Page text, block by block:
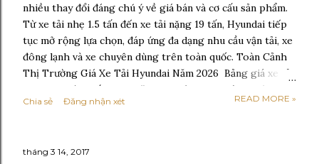
nhiều thay đổi đáng chú ý về giá bán và cơ cấu sản phẩm.
Từ xe tải nhẹ 1.5 tấn đến xe tải nặng 19 tấn, Hyundai tiếp
tục mở rộng lựa chọn, đáp ứng đa dạng nhu cầu vận tải, xe
đông lạnh và xe chuyên dùng trên toàn quốc. Toàn Cảnh
Thị Trường Giá Xe Tải Hyundai Năm 2026 Bảng giá xe tải
Hyundai mới nhất 2026 Năm 2026 được xem là giai đoạn
thị trường xe tải bước vào trạng thái ổn định hơn sau thời
tiêu chuẩn Euro 5, một số phân khúc bắt đầu định hướng
Chia sẻ Đăng nhận xét READ MORE »
tháng 3 14, 2017